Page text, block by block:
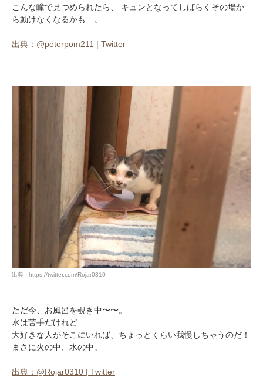
こんな瞳で見つめられたら、 キュンとなってしばらくその場か
ら動けなくなるかも…。
出典：@peterpom211 | Twitter
出典 : https://twitter.com/Rojar0310
ただ今、お風呂を覗き中〜〜。
水は苦手だけれど…
大好きな人がそこにいれば、ちょっとくらい我慢しちゃうのだ！
まさに火の中、水の中。
出典：@Rojar0310 | Twitter